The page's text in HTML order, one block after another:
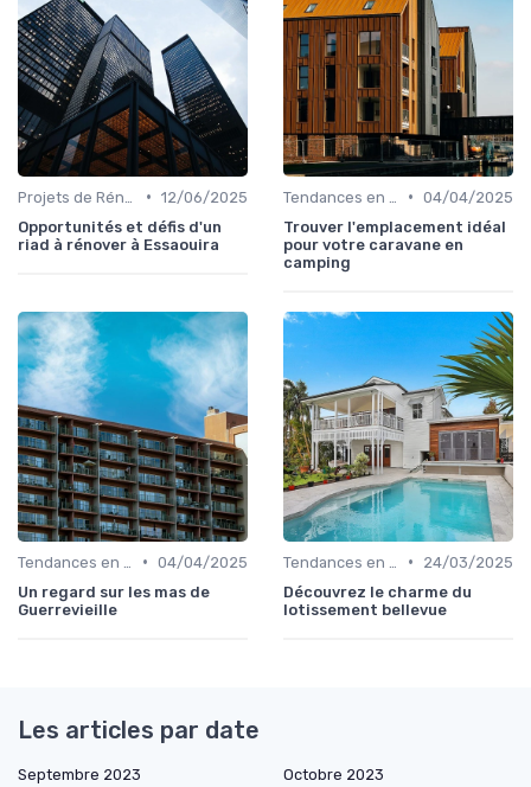
• 12/06/2025
Opportunités et défis d'un
riad à rénover à Essaouira
• 04/04/2025
Trouver l'emplacement idéal
pour votre caravane en
camping
• 04/04/2025
Un regard sur les mas de
Guerrevieille
•
24/03/2025
Découvrez le charme du
lotissement bellevue
Les articles par date
Septembre 2023
Octobre 2023